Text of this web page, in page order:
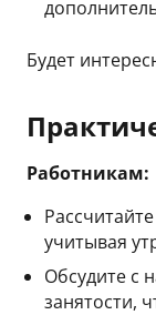
Будет
Работникам:
учитывая
Обсудите с
занятости,